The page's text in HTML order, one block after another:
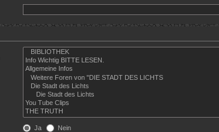
Ja Nein